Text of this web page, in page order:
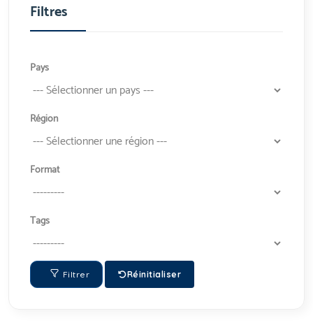
Filtres
Pays
Région
Format
Tags
Filtrer Réinitialiser